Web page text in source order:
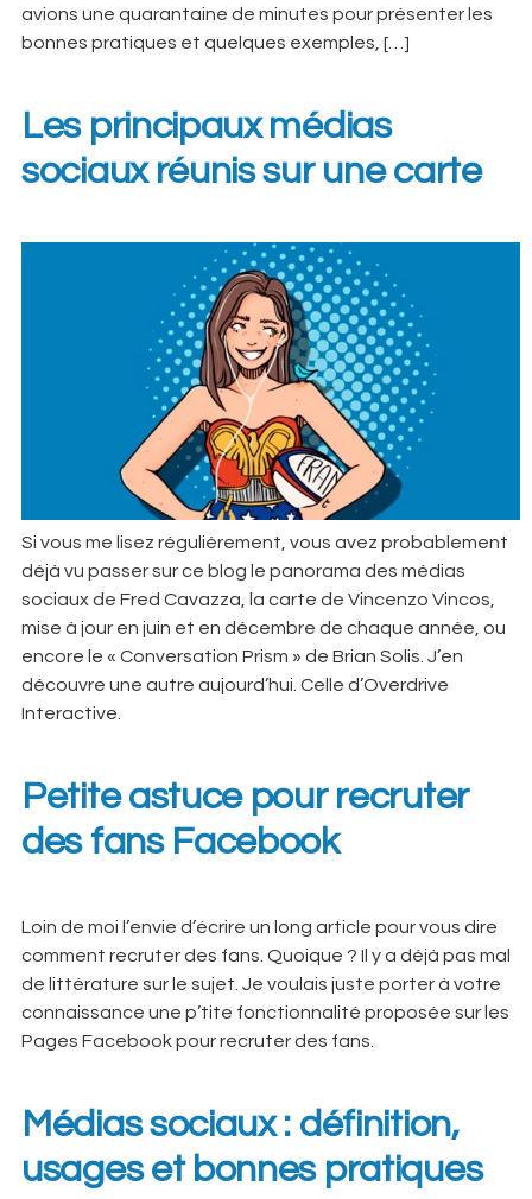
avions une quarantaine de minutes pour présenter les
bonnes pratiques et quelques exemples, […]
Les principaux médias
sociaux réunis sur une carte
Si vous me lisez régulièrement, vous avez probablement
déjà vu passer sur ce blog le panorama des médias
sociaux de Fred Cavazza, la carte de Vincenzo Vincos,
mise à jour en juin et en décembre de chaque année, ou
encore le « Conversation Prism » de Brian Solis. J’en
découvre une autre aujourd’hui. Celle d’Overdrive
Interactive.
Petite astuce pour recruter
des fans Facebook
Loin de moi l’envie d’écrire un long article pour vous dire
comment recruter des fans. Quoique ? Il y a déjà pas mal
de littérature sur le sujet. Je voulais juste porter à votre
connaissance une p’tite fonctionnalité proposée sur les
Pages Facebook pour recruter des fans.
Médias sociaux : définition,
usages et bonnes pratiques